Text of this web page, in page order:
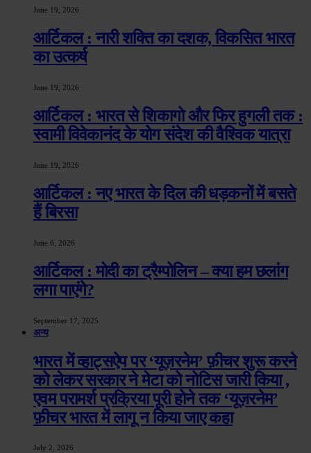
June 19, 2026
आर्टिकल : नारी शक्ति का दशक, विकसित भारत
का उत्कर्ष
June 19, 2026
आर्टिकल : भारत से शिकागो और फिर हुगली तक :
स्वामी विवेकानंद के योग संदेश की वैश्विक यात्रा
June 19, 2026
आर्टिकल : नए भारत के दिल की धड़कनों में बसते
हैं बिरसा
June 6, 2026
आर्टिकल : मोदी का ट्रैम्पोलिन – क्या हम छलांग
लगा पाएंगे?
September 17, 2025
अन्य
भारत में व्हाट्सऐप पर ‘यूज़रनेम’ फ़ीचर शुरू करने
को लेकर सरकार ने मेटा को नोटिस जारी किया ,
एवम परामर्श प्रक्रिया पूरी होने तक ‘यूज़रनेम’
फ़ीचर भारत में लागू न किया जाए कहा
July 2, 2026